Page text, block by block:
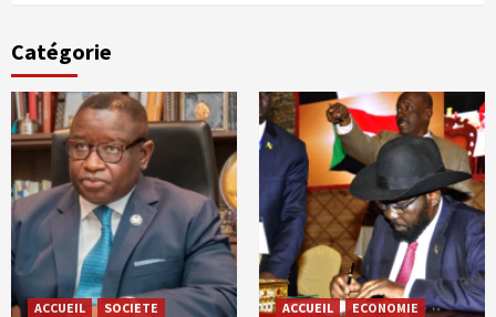
Catégorie
ACCUEIL SOCIETE ACCUEIL ECONOMIE